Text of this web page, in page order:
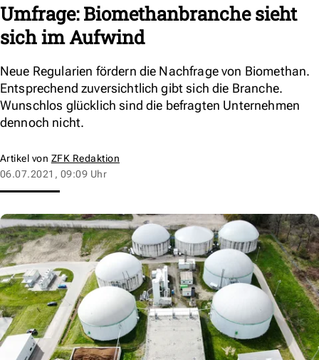
Umfrage: Biomethanbranche sieht
sich im Aufwind
Neue Regularien fördern die Nachfrage von Biomethan.
Entsprechend zuversichtlich gibt sich die Branche.
Wunschlos glücklich sind die befragten Unternehmen
dennoch nicht.
Artikel von ZFK Redaktion
06.07.2021, 09:09 Uhr